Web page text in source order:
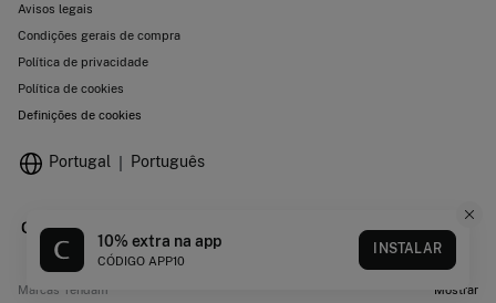
Avisos legais
Condições gerais de compra
Política de privacidade
Política de cookies
Definições de cookies
Portugal Português
Marcas Tendam Mostrar
10% extra na app
CÓDIGO APP10
INSTALAR